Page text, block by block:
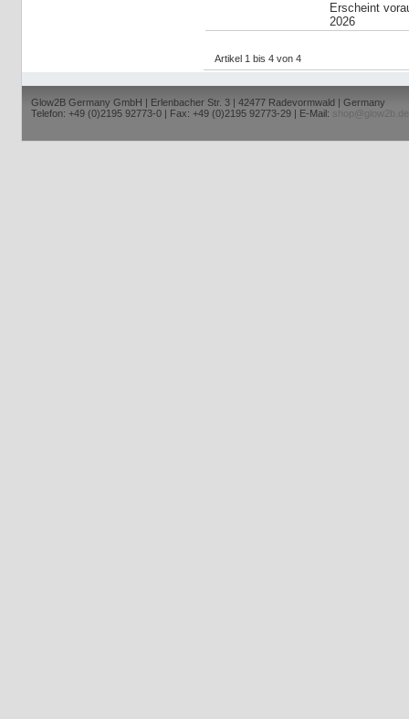
Erscheint
2026
Artikel 1 bis 4 von 4
Glow2B Germany GmbH | Erlenbacher Str. 3 | 42477 Radevormwald | Germany
Telefon: +49 (0)2195 92773-0 | Fax: +49 (0)2195 92773-29 | E-Mail:
shop@glow2b.de